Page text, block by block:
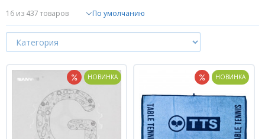
16 из 437 товаров
НОВИНКА НОВИНКА